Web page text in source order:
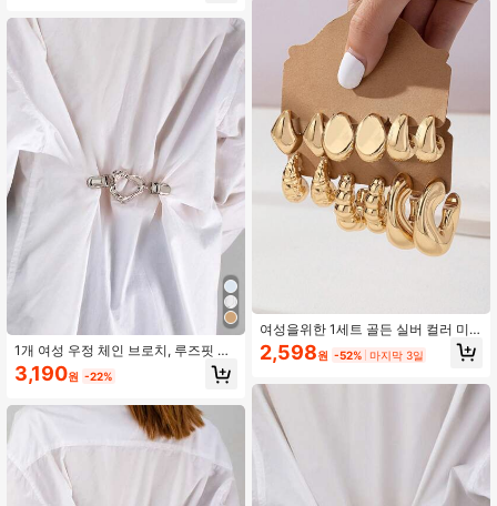
1개 여성 우정 체인 브로치, 루즈핏 티
셔츠와 청바지에 적합
3,190원 -22%
여성을위한 1세트 골든 실버 컬러 미
니멀 클래식 후프 이어링 스터드 이어
링 세트
2,598원 -52% 마지막 3일